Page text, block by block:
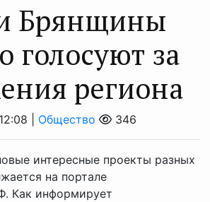
Брянщины
голосуют за
региона
| Общество 346
интересные проекты разных
на портале
информирует